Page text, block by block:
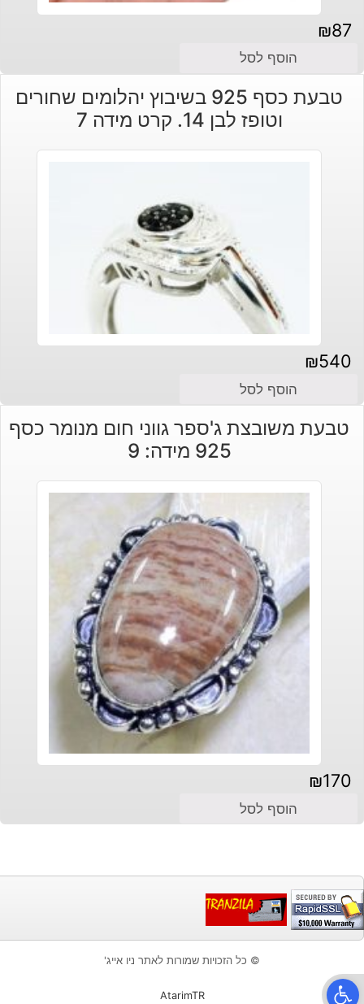
₪87
הוסף לסל
טבעת כסף 925 בשיבוץ יהלומים שחורים
וטופז לבן 14. קרט מידה 7
₪540
הוסף לסל
טבעת משובצת ג'ספר גווני חום מנומר כסף
925 מידה: 9
₪170
הוסף לסל
© כל הזכויות שמורות לאתר ניו אייג'
AtarimTR
פתח סרגל נגישות